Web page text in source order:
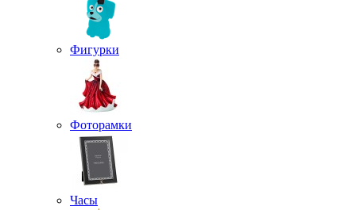
Фигурки
Фоторамки
Часы